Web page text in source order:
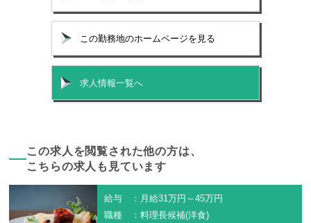
この勤務地のホームページを見る
求人情報一覧へ
この求人を閲覧された他の方は、
こちらの求人も見ています
給与 ：月給31万円～45万円
職種 ：料理長候補(洋食)